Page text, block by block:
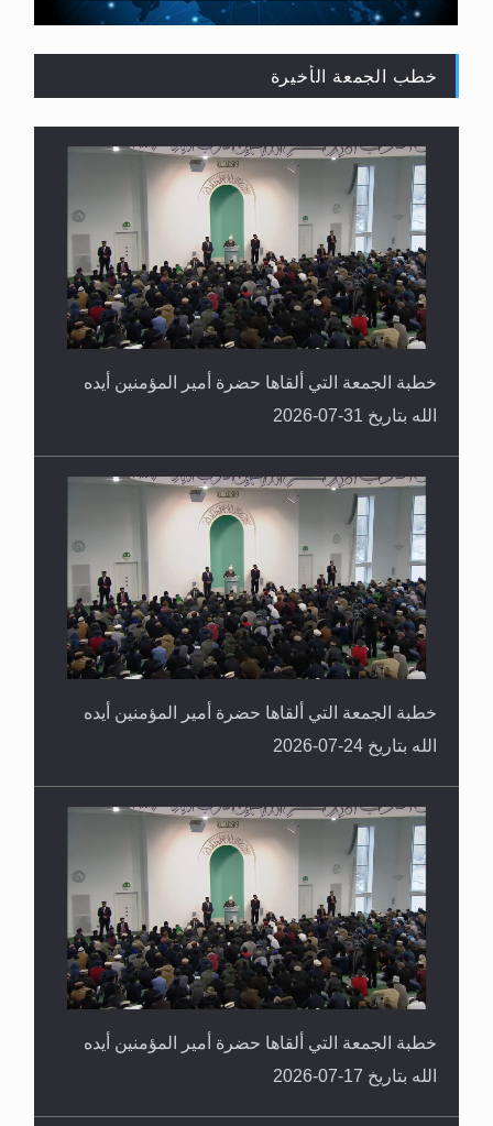
القرآن قاضٍ وحكمٌ على السنة ومهيمنٌ عليها.. ليس
العكس
خطب الجمعة الأخيرة
خطبة الجمعة التي ألقاها حضرة أمير المؤمنين أيده
الله بتاريخ 31-07-2026
خطبة الجمعة التي ألقاها حضرة أمير المؤمنين أيده
الله بتاريخ 24-07-2026
خطبة الجمعة التي ألقاها حضرة أمير المؤمنين أيده
الله بتاريخ 17-07-2026